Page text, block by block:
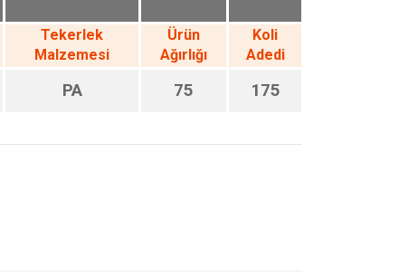
Tekerlek
Malzemesi
Ürün
Ağırlığı
Koli
Adedi
PA 75 175